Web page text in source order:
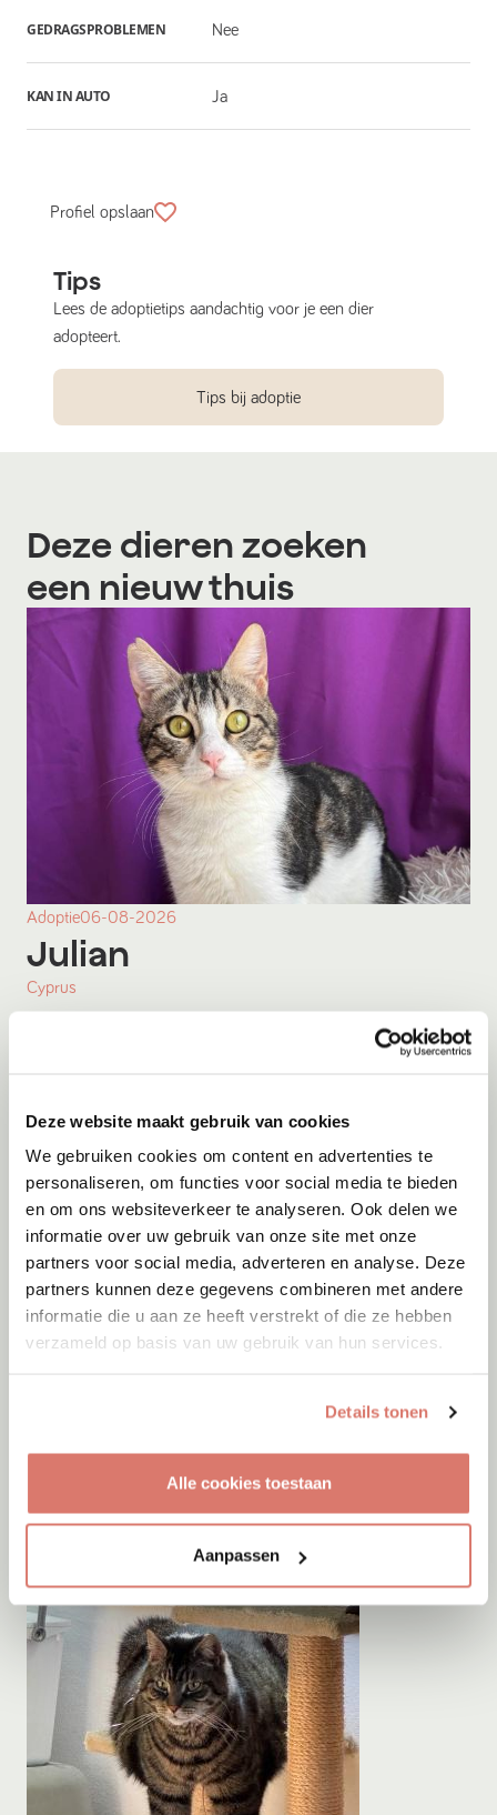
Deze website maakt gebruik van cookies
We gebruiken cookies om content en advertenties te
personaliseren, om functies voor social media te bieden
en om ons websiteverkeer te analyseren. Ook delen we
informatie over uw gebruik van onze site met onze
partners voor social media, adverteren en analyse. Deze
partners kunnen deze gegevens combineren met andere
informatie die u aan ze heeft verstrekt of die ze hebben
verzameld op basis van uw gebruik van hun services.
Details tonen
Alle cookies toestaan
Aanpassen
GEDRAGSPROBLEMEN Nee
KAN IN AUTO Ja
Profiel opslaan
Tips
Lees de adoptietips aandachtig voor je een dier
adopteert.
Tips bij adoptie
Deze dieren zoeken
een nieuw thuis
Adoptie06-08-2026
Julian
Cyprus
Cyprus